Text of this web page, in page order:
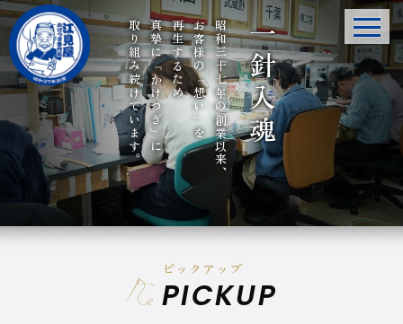
一針入魂
昭和三十七年の創業以来、
お客様の「想い」を
再生するため
真摯に「かけつぎ」に
取り組み続けています。
ピックアップ
PICKUP